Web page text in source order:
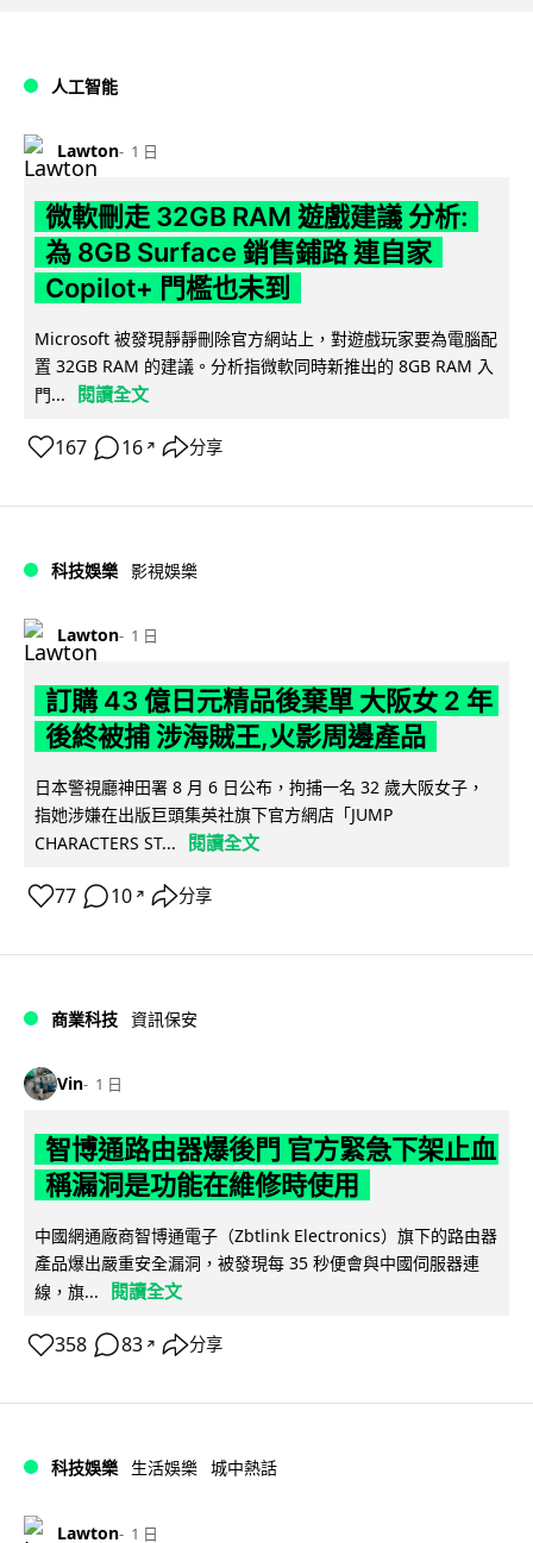
人工智能
Lawton 1 日
微軟刪走 32GB RAM 遊戲建議 分析:
為 8GB Surface 銷售鋪路 連自家
Copilot+ 門檻也未到
Microsoft 被發現靜靜刪除官方網站上，對遊戲玩家要為電腦配
置 32GB RAM 的建議。分析指微軟同時新推出的 8GB RAM 入
門...
閱讀全文
167 16 ↗ 分享
科技娛樂 影視娛樂
Lawton 1 日
訂購 43 億日元精品後棄單 大阪女 2 年
後終被捕 涉海賊王,火影周邊產品
日本警視廳神田署 8 月 6 日公布，拘捕一名 32 歲大阪女子，
指她涉嫌在出版巨頭集英社旗下官方網店「JUMP
CHARACTERS ST...
閱讀全文
77 10 ↗ 分享
商業科技 資訊保安
Vin 1 日
智博通路由器爆後門 官方緊急下架止血
稱漏洞是功能在維修時使用
中國網通廠商智博通電子（Zbtlink Electronics）旗下的路由器
產品爆出嚴重安全漏洞，被發現每 35 秒便會與中國伺服器連
線，旗...
閱讀全文
358 83 ↗ 分享
科技娛樂 生活娛樂 城中熱話
Lawton 1 日